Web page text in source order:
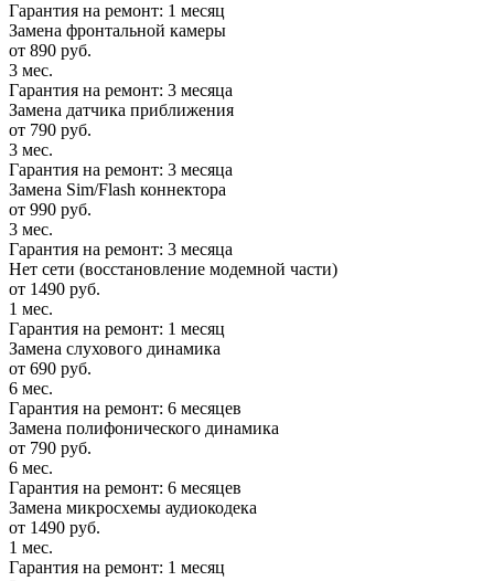
Гарантия на ремонт: 1 месяц
Замена фронтальной камеры
от 890 руб.
3 мес.
Гарантия на ремонт: 3 месяца
Замена датчика приближения
от 790 руб.
3 мес.
Гарантия на ремонт: 3 месяца
Замена Sim/Flash коннектора
от 990 руб.
3 мес.
Гарантия на ремонт: 3 месяца
Нет сети (восстановление модемной части)
от 1490 руб.
1 мес.
Гарантия на ремонт: 1 месяц
Замена слухового динамика
от 690 руб.
6 мес.
Гарантия на ремонт: 6 месяцев
Замена полифонического динамика
от 790 руб.
6 мес.
Гарантия на ремонт: 6 месяцев
Замена микросхемы аудиокодека
от 1490 руб.
1 мес.
Гарантия на ремонт: 1 месяц